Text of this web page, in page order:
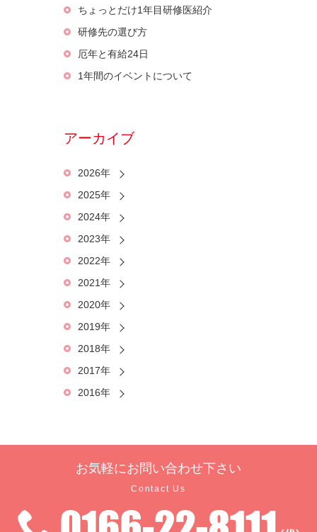
ちょっとだけ1年目研修医紹介
研修先の選び方
厄年と有給24日
1年間のイベントについて
アーカイブ
2026年
2025年
2024年
2023年
2022年
2021年
2020年
2019年
2018年
2017年
2016年
お気軽にお問い合わせ下さい
Contact Us